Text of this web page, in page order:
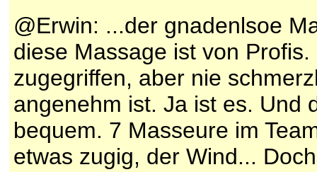
@Erwin: ...der gnadenlsoe
diese Massage ist von
zugegriffen, aber nie
angenehm ist. Ja ist es. Und
bequem. 7 Masseure im
etwas zugig, der Wind...